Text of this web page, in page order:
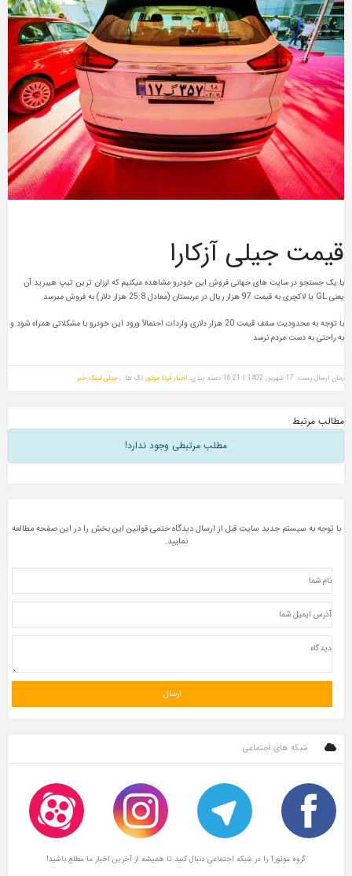
قیمت جیلی آزکارا
با یک جستجو در سایت های جهانی فروش این خودرو مشاهده میکنیم که ارزان ترین تیپ هیبرید آن
یعنی GL یا لاکچری به قیمت 97 هزار ریال در عربستان (معادل 25.8 هزار دلار) به فروش میرسد.
با توجه به محدودیت سقف قیمت 20 هزار دلاری واردات احتمالاً ورود این خودرو با مشکلاتی همراه شود و
به راحتی به دست مردم نرسد.
زمان ارسال پست: 17 شهریور 1402 | 16:21 دسته بندی: اخبار فردا موتور تگ ها: , جیلی لینک خبر
مطالب مرتبط
مطلب مرتبطی وجود ندارد!
با توجه به سیستم جدید سایت قبل از ارسال دیدگاه حتمی قوانین این بخش را در این صفحه مطالعه
نمایید.
شبکه های اجتماعی
گروه موتور1 را در شبکه اجتماعی دنبال کنید تا همیشه از آخرین اخبار ما مطلع باشید!